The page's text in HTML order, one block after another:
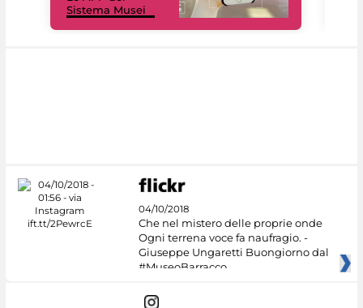
Sistema Musei
04/10/2018
Che nel mistero delle proprie onde
Ogni terrena voce fa naufragio. -
Giuseppe Ungaretti Buongiorno dal
#MuseoBarracco